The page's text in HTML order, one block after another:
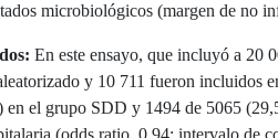
microbiológicos (margen de no
En este ensayo, que incluyó a 20
y 10 711 fueron incluidos
en el grupo SDD y 1494 de 5065
(odds ratio, 0,94; intervalo de